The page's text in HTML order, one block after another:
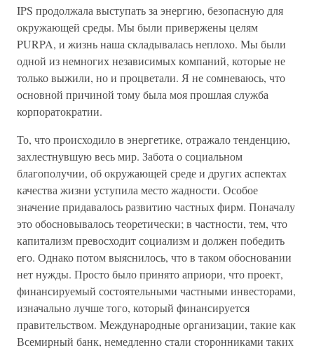
IPS продолжала выступать за энергию, безопасную для
окружающей среды. Мы были привержены целям
PURPA, и жизнь наша складывалась неплохо. Мы были
одной из немногих независимых компаний, которые не
только выжили, но и процветали. Я не сомневаюсь, что
основной причиной тому была моя прошлая служба
корпоратократии.
То, что происходило в энергетике, отражало тенденцию,
захлестнувшую весь мир. Забота о социальном
благополучии, об окружающей среде и других аспектах
качества жизни уступила место жадности. Особое
значение придавалось развитию частных фирм. Поначалу
это обосновывалось теоретически; в частности, тем, что
капитализм превосходит социализм и должен победить
его. Однако потом выяснилось, что в таком обосновании
нет нужды. Просто было принято априори, что проект,
финансируемый состоятельными частными инвесторами,
изначально лучше того, который финансируется
правительством. Международные организации, такие как
Всемирный банк, немедленно стали сторонниками таких